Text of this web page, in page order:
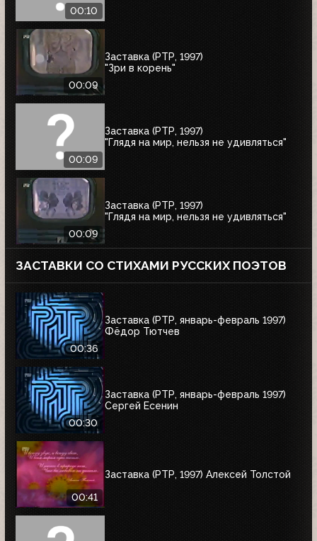
00:10
00:09
Заставка (РТР, 1997)
"Зри в корень"
00:09
Заставка (РТР, 1997)
"Глядя на мир, нельзя не удивляться"
00:09
Заставка (РТР, 1997)
"Глядя на мир, нельзя не удивляться"
ЗАСТАВКИ СО СТИХАМИ РУССКИХ ПОЭТОВ
00:36
Заставка (РТР, январь-февраль 1997)
Фёдор Тютчев
00:30
Заставка (РТР, январь-февраль 1997)
Сергей Есенин
00:41
Заставка (РТР, 1997) Алексей Толстой